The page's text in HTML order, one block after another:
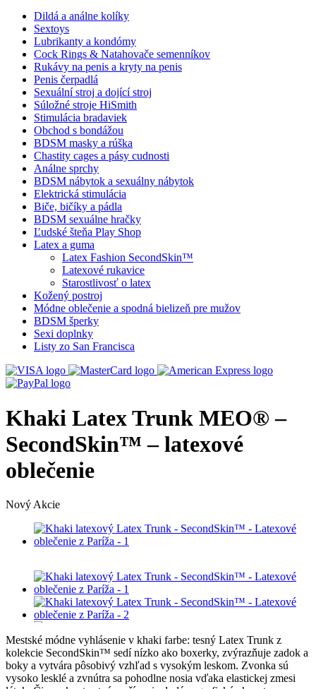
Dildá a análne kolíky
Sextoys
Lubrikanty a kondómy
Cock Rings & Natahovače semenníkov
Rukávy na penis a kryty na penis
Penis čerpadlá
Sexuální stroj a dojící stroj
Súložné stroje HiSmith
Stimulácia bradaviek
Obchod s bondážou
BDSM masky a rúška
Chastity cages a pásy cudnosti
Análne sprchy
BDSM nábytok a sexuálny nábytok
Elektrická stimulácia
Biče, bičíky a pádla
BDSM sexuálne hračky
Ľudské šteňa Play Shop
Latex a guma
Latex Fashion SecondSkin™
Latexové rukavice
Starostlivosť o latex
Kožený postroj
Módne oblečenie a spodná bielizeň pre mužov
BDSM šperky
Sexi doplnky
Listy zo San Francisca
Khaki Latex Trunk MEO® –
SecondSkin™ – latexové
oblečenie
Nový Akcie
Mestské módne vyhlásenie v khaki farbe: tesný Latex Trunk z
kolekcie SecondSkin™ sedí nízko ako boxerky, zvýrazňuje zadok a
boky a vytvára pôsobivý vzhľad s vysokým leskom. Zvonka sú
vysoko lesklé a zvnútra sa pohodlne nosia vďaka elastickej zmesi